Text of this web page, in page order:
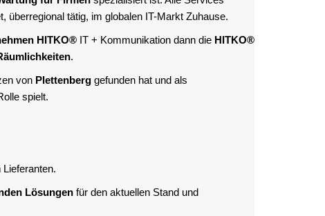
überregional tätig, im globalen IT-Markt Zuhause.
HITKO® IT + Kommunikation dann die HITKO®
.
von Plettenberg gefunden hat und als
spielt.
Lösungen für den aktuellen Stand und